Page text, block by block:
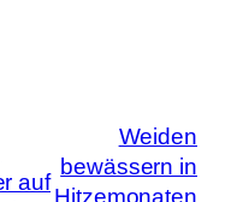
auf
Weiden
bewässern in